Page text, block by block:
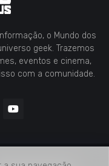
o Mundo dos
geek. Trazemos
eventos e cinema,
com a comunidade.